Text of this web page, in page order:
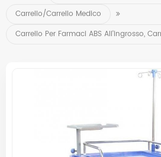
Carrello/carrello Medico